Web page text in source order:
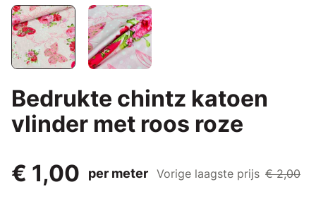
Bedrukte chintz katoen
vlinder met roos roze
€ 1,00
per meter Vorige laagste prijs € 2,00